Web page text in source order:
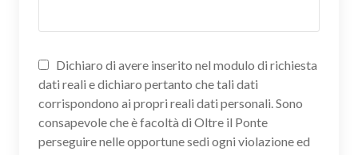
Dichiaro di avere inserito nel modulo di richiesta
dati reali e dichiaro pertanto che tali dati
corrispondono ai propri reali dati personali. Sono
consapevole che è facoltà di Oltre il Ponte
perseguire nelle opportune sedi ogni violazione ed